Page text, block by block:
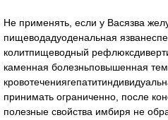
Не применять, если у Васязва
пищеводадуоденальная
колитпищеводный
каменная болезньповышенная
принимать ограниченно, после
полезные свойства имбиря не